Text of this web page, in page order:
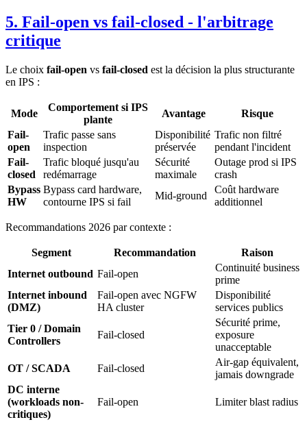
5. Fail-open vs fail-closed - l'arbitrage
critique
Le choix fail-open vs fail-closed est la décision la plus structurante
en IPS :
Mode
Comportement si IPS
plante
Avantage
Risque
Fail-
open
Trafic passe sans
inspection
Disponibilité
préservée
Trafic non filtré
pendant l'incident
Fail-
closed
Trafic bloqué jusqu'au
redémarrage
Sécurité
maximale
Outage prod si IPS
crash
Bypass
HW
Bypass card hardware,
contourne IPS si fail
Mid-ground
Coût hardware
additionnel
Recommandations 2026 par contexte :
Segment Recommandation
Raison
Internet outbound Fail-open
Continuité business
prime
Internet inbound
(DMZ)
Fail-open avec NGFW
HA cluster
Disponibilité
services publics
Tier 0 / Domain
Controllers
Fail-closed
Sécurité prime,
exposure
unacceptable
OT / SCADA
Fail-closed
Air-gap équivalent,
jamais downgrade
DC interne
(workloads non-
critiques)
Fail-open Limiter blast radius